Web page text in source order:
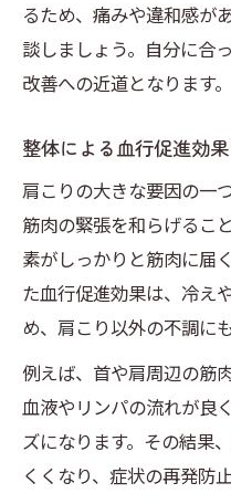
るため、痛みや違和感が
談しましょう。自分に合
改善への近道となります。
整体による血行促進効
肩こりの大きな要因の一
筋肉の緊張を和らげるこ
素がしっかりと筋肉に届
た血行促進効果は、冷え
め、肩こり以外の不調に
例えば、首や肩周辺の筋
血液やリンパの流れが良
ズになります。その結果
くくなり、症状の再発防